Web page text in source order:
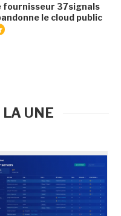
fournisseur 37signals
le cloud public
UNE